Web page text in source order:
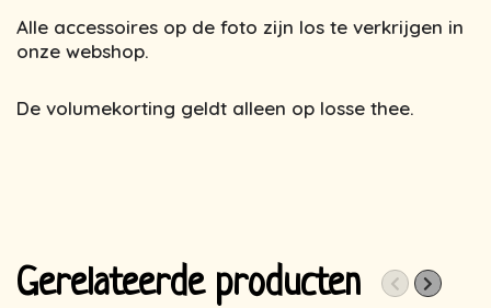
Alle accessoires op de foto zijn los te verkrijgen in
onze webshop.
De volumekorting geldt alleen op losse thee.
Gerelateerde producten